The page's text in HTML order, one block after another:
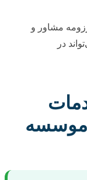
مشاور و
در
موسسه